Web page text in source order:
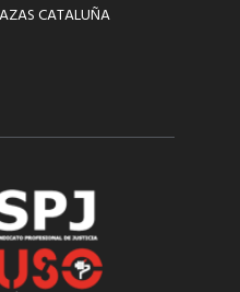
CATALUÑA